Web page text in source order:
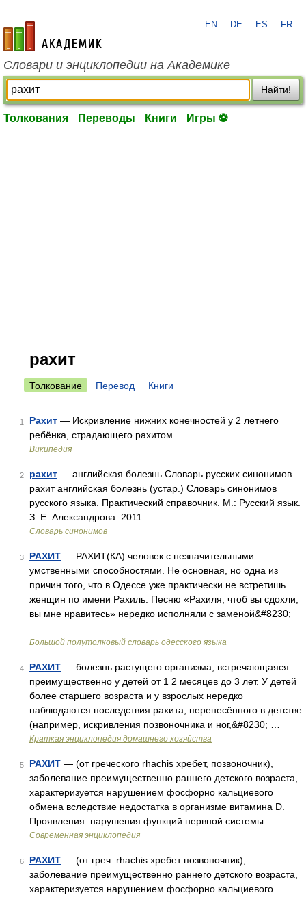
academic.ru
EN DE ES FR
Словари и энциклопедии на Академике
Найти!
Толкования Переводы Книги Игры ⚽
рахит
Толкование Перевод Книги
1 Рахит — Искривление нижних конечностей у 2 летнего
ребёнка, страдающего рахитом …
Википедия
2 рахит — английская болезнь Словарь русских синонимов.
рахит английская болезнь (устар.) Словарь синонимов
русского языка. Практический справочник. М.: Русский язык.
З. Е. Александрова. 2011 …
Словарь синонимов
3 РАХИТ — РАХИТ(КА) человек с незначительными
умственными способностями. Не основная, но одна из
причин того, что в Одессе уже практически не встретишь
женщин по имени Рахиль. Песню «Рахиля, чтоб вы сдохли,
вы мне нравитесь» нередко исполняли с заменой&#8230;
Большой полутолковый словарь одесского языка
4 РАХИТ — болезнь растущего организма, встречающаяся
преимущественно у детей от 1 2 месяцев до 3 лет. У детей
более старшего возраста и у взрослых нередко
наблюдаются последствия рахита, перенесённого в детстве
(например, искривления позвоночника и ног,&#8230; …
Краткая энциклопедия домашнего хозяйства
5 РАХИТ — (от греческого rhachis хребет, позвоночник),
заболевание преимущественно раннего детского возраста,
характеризуется нарушением фосфорно кальциевого
обмена вследствие недостатка в организме витамина D.
Проявления: нарушения функций нервной системы …
Современная энциклопедия
6 РАХИТ — (от греч. rhachis хребет позвоночник),
заболевание преимущественно раннего детского возраста,
характеризуется нарушением фосфорно кальциевого